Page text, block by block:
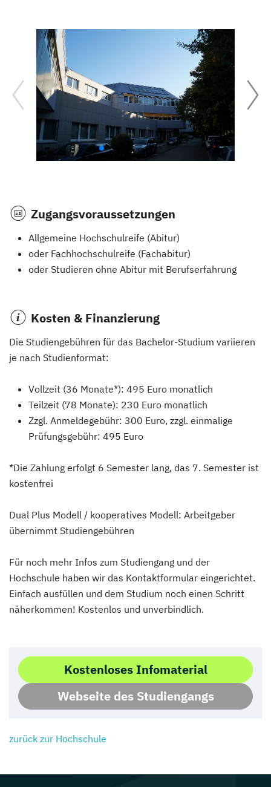
Zugangsvoraussetzungen
Allgemeine Hochschulreife (Abitur)
oder Fachhochschulreife (Fachabitur)
oder Studieren ohne Abitur mit Berufserfahrung
Kosten & Finanzierung
Die Studiengebühren für das Bachelor-Studium variieren
je nach Studienformat:
Vollzeit (36 Monate*): 495 Euro monatlich
Teilzeit (78 Monate): 230 Euro monatlich
Zzgl. Anmeldegebühr: 300 Euro, zzgl. einmalige
Prüfungsgebühr: 495 Euro
*Die Zahlung erfolgt 6 Semester lang, das 7. Semester ist
kostenfrei
Dual Plus Modell / kooperatives Modell: Arbeitgeber
übernimmt Studiengebühren
Für noch mehr Infos zum Studiengang und der
Hochschule haben wir das Kontaktformular eingerichtet.
Einfach ausfüllen und dem Studium noch einen Schritt
näherkommen! Kostenlos und unverbindlich.
Kostenloses Infomaterial
Webseite des Studiengangs
zurück zur Hochschule